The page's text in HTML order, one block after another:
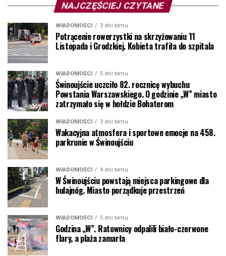
NAJCZĘŚCIEJ CZYTANE
WIADOMOŚCI 3 dni temu
Potrącenie rowerzystki na skrzyżowaniu 11
Listopada i Grodzkiej. Kobieta trafiła do szpitala
WIADOMOŚCI 5 dni temu
Świnoujście uczciło 82. rocznicę wybuchu
Powstania Warszawskiego. O godzinie „W” miasto
zatrzymało się w hołdzie Bohaterom
WIADOMOŚCI 3 dni temu
Wakacyjna atmosfera i sportowe emocje na 458.
parkrunie w Świnoujściu
WIADOMOŚCI 4 dni temu
W Świnoujściu powstają miejsca parkingowe dla
hulajnóg. Miasto porządkuje przestrzeń
WIADOMOŚCI 5 dni temu
Godzina „W”. Ratownicy odpalili biało-czerwone
flary, a plaża zamarła